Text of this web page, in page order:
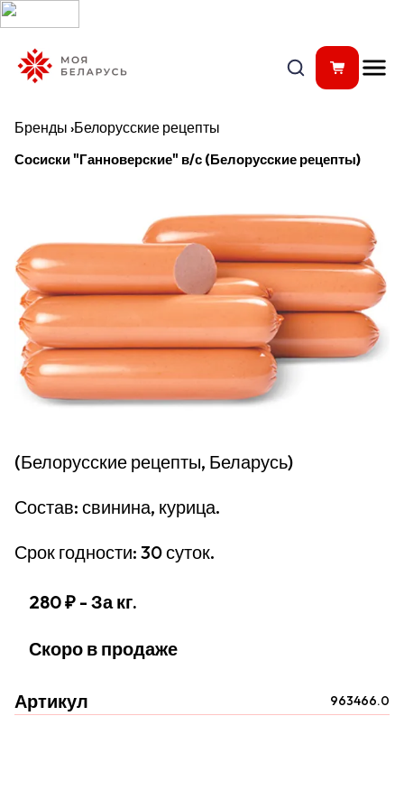
Бренды ›Белорусские рецепты
Сосиски "Ганноверские" в/с (Белорусские рецепты)
(Белорусские рецепты, Беларусь)
Состав: свинина, курица.
Срок годности: 30 суток.
280 ₽ - За кг.
Скоро в продаже
Артикул 963466.0